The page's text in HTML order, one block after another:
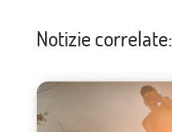
Notizie correlate: